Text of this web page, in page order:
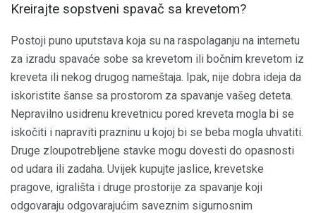
Kreirajte sopstveni spavač sa krevetom?
Postoji puno uputstava koja su na raspolaganju na internetu
za izradu spavaće sobe sa krevetom ili bočnim krevetom iz
kreveta ili nekog drugog nameštaja. Ipak, nije dobra ideja da
iskoristite šanse sa prostorom za spavanje vašeg deteta.
Nepravilno usidrenu krevetnicu pored kreveta mogla bi se
iskočiti i napraviti prazninu u kojoj bi se beba mogla uhvatiti.
Druge zloupotrebljene stavke mogu dovesti do opasnosti
od udara ili zadaha. Uvijek kupujte jaslice, krevetske
pragove, igrališta i druge prostorije za spavanje koji
odgovaraju odgovarajućim saveznim sigurnosnim